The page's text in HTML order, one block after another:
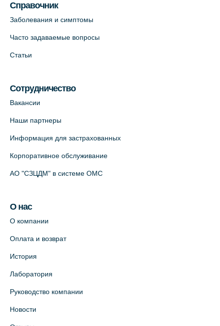
Справочник
Заболевания и симптомы
Часто задаваемые вопросы
Статьи
Сотрудничество
Вакансии
Наши партнеры
Информация для застрахованных
Корпоративное обслуживание
АО "СЗЦДМ" в системе ОМС
О нас
О компании
Оплата и возврат
История
Лаборатория
Руководство компании
Новости